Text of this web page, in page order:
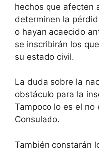
hechos que afecten
determinen la
o hayan acaecido
se inscribirán los
su estado civil.
La duda sobre la
obstáculo para la
Tampoco lo es el no
Consulado.
También constarán